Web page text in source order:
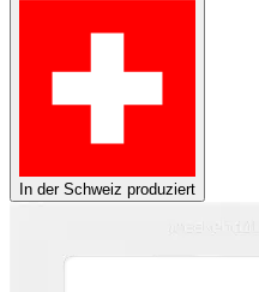
In der Schweiz produziert